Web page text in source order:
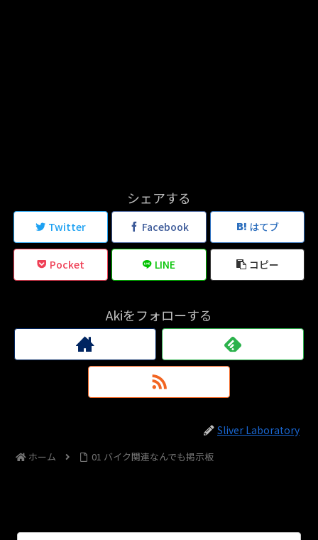
シェアする
Twitter Facebook はてブ
Pocket LINE コピー
Akiをフォローする
Sliver Laboratory
ホーム 01 バイク関連なんでも掲示板